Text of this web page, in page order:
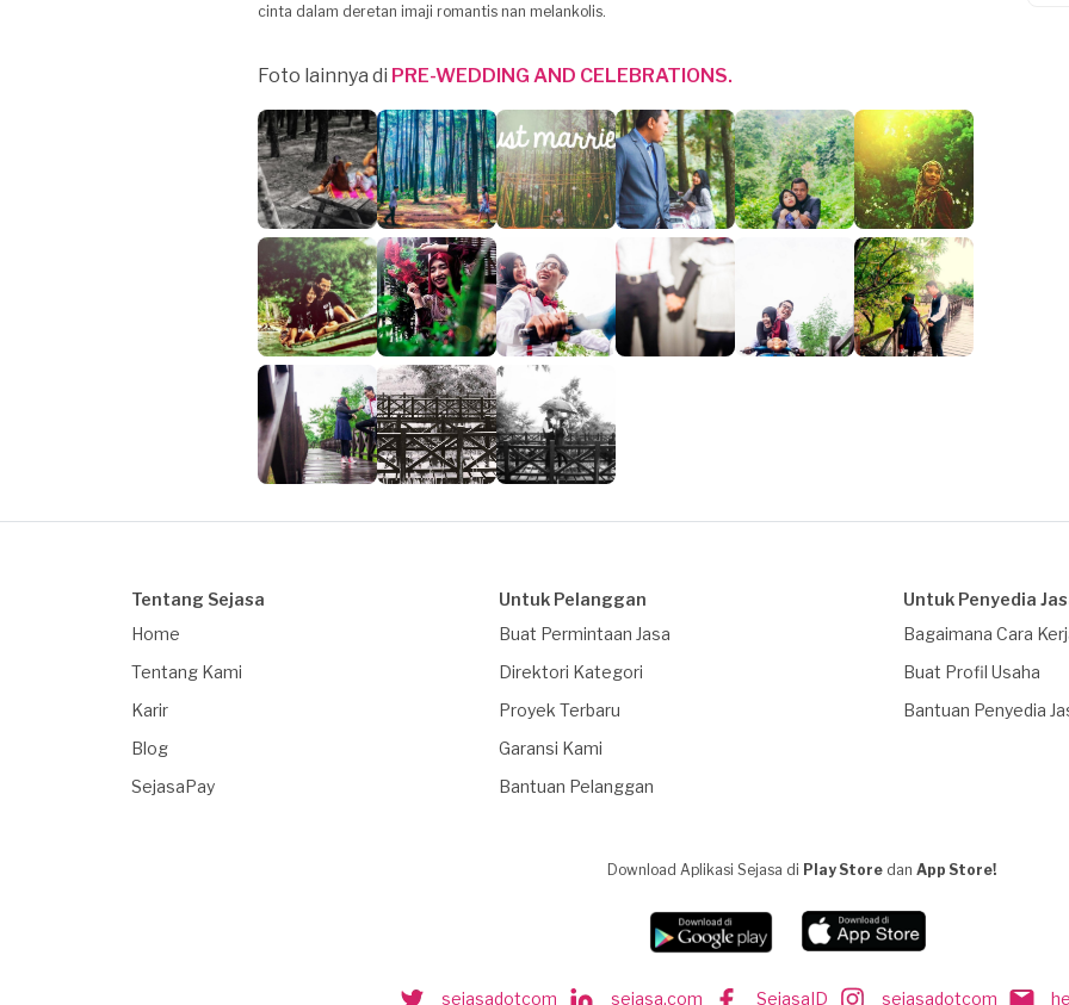
cinta dalam deretan imaji romantis nan melankolis.
Foto lainnya di PRE-WEDDING AND CELEBRATIONS.
Tentang Sejasa
Home
Tentang Kami
Karir
Blog
SejasaPay
Untuk Pelanggan
Buat Permintaan Jasa
Direktori Kategori
Proyek Terbaru
Garansi Kami
Bantuan Pelanggan
Untuk Penyedia
Bagaimana Cara
Buat Profil Usaha
Bantuan Penyedia
Download Aplikasi Sejasa di Play Store dan App Store!
sejasadotcom sejasa.com SejasaID sejasadotcom